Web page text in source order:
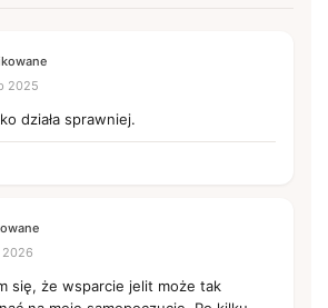
2025
działa sprawniej.
2026
się, że wsparcie jelit może tak